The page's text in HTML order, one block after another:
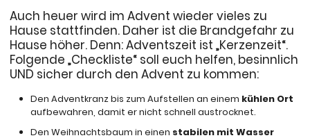
Auch heuer wird im Advent wieder vieles zu
Hause stattfinden. Daher ist die Brandgefahr zu
Hause höher. Denn: Adventszeit ist „Kerzenzeit“.
Folgende „Checkliste“ soll euch helfen, besinnlich
UND sicher durch den Advent zu kommen:
Den Adventkranz bis zum Aufstellen an einem kühlen Ort
aufbewahren, damit er nicht schnell austrocknet.
Den Weihnachtsbaum in einen stabilen mit Wasser